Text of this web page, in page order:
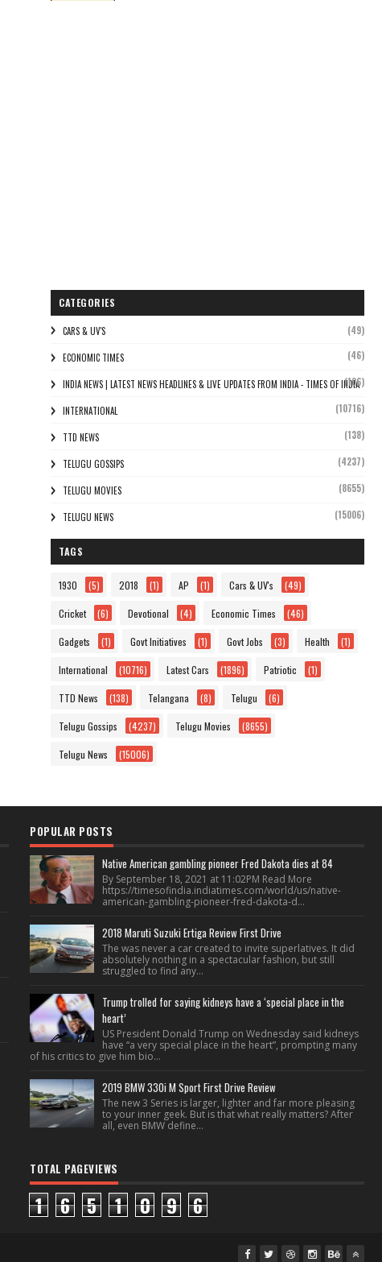
CATEGORIES
CARS & UV'S (49)
ECONOMIC TIMES (46)
INDIA NEWS | LATEST NEWS HEADLINES & LIVE UPDATES FROM INDIA - TIMES OF INDIA
(106)
INTERNATIONAL (10716)
TTD NEWS (138)
TELUGU GOSSIPS (4237)
TELUGU MOVIES (8655)
TELUGU NEWS (15006)
TAGS
1930 (5) 2018 (1) AP (1) Cars & UV's (49)
Cricket (6) Devotional (4) Economic Times (46)
Gadgets (1) Govt Initiatives (1) Govt Jobs (3) Health (1)
International (10716) Latest Cars (1896) Patriotic (1)
TTD News (138) Telangana (8) Telugu (6)
Telugu Gossips (4237) Telugu Movies (8655)
Telugu News (15006)
POPULAR POSTS
Native American gambling pioneer Fred Dakota dies at 84
By September 18, 2021 at 11:02PM Read More
https://timesofindia.indiatimes.com/world/us/native-
american-gambling-pioneer-fred-dakota-d...
2018 Maruti Suzuki Ertiga Review First Drive
The was never a car created to invite superlatives. It did
absolutely nothing in a spectacular fashion, but still
struggled to find any...
Trump trolled for saying kidneys have a ‘special place in the
heart’
US President Donald Trump on Wednesday said kidneys
have “a very special place in the heart”, prompting many
of his critics to give him bio...
2019 BMW 330i M Sport First Drive Review
The new 3 Series is larger, lighter and far more pleasing
to your inner geek. But is that what really matters? After
all, even BMW define...
TOTAL PAGEVIEWS
1 6 5 1 0 9 6